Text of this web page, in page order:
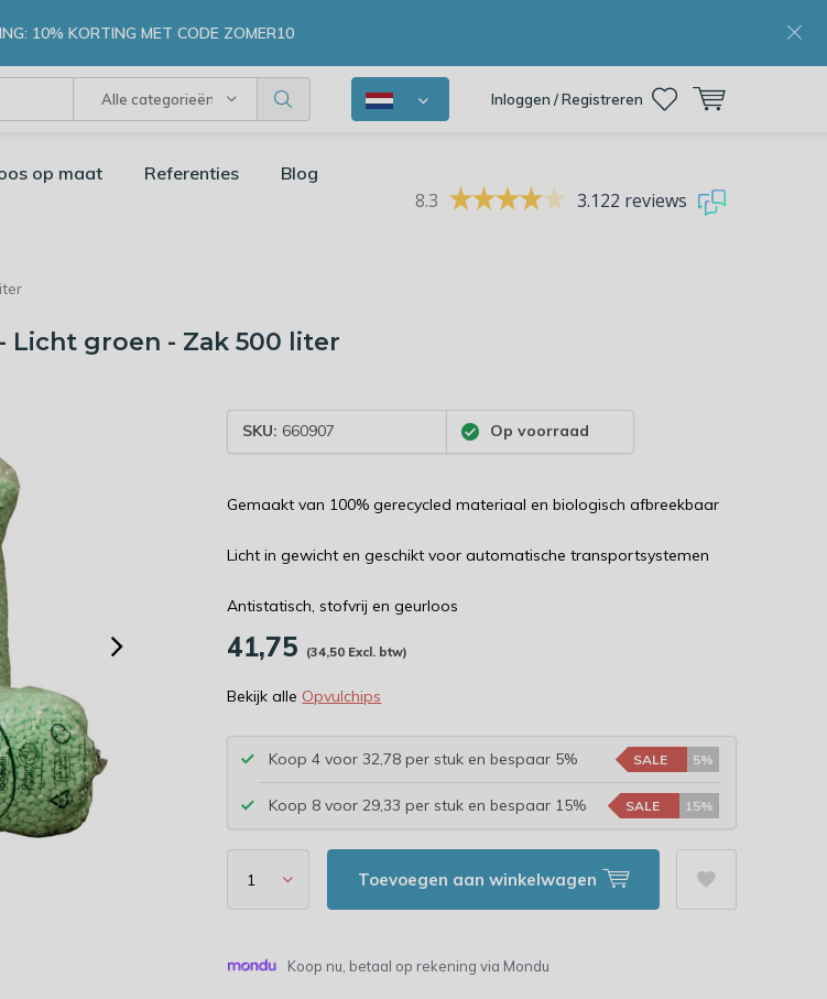
Alle categorieën Inloggen / Registreren
10% KORTING MET CODE ZOMER10
op maat Referenties Blog
8.3 3.122 reviews
Licht groen - Zak 500 liter
SKU: 660907 Op voorraad
Gemaakt van 100% gerecycled materiaal en biologisch afbreekbaar
Licht in gewicht en geschikt voor automatische transportsystemen
Antistatisch, stofvrij en geurloos
41,75 (34,50 Excl. btw)
Bekijk alle Opvulchips
Koop 4 voor 32,78 per stuk en bespaar 5% SALE 5%
Koop 8 voor 29,33 per stuk en bespaar 15% SALE 15%
Toevoegen aan winkelwagen
Koop nu, betaal op rekening via Mondu